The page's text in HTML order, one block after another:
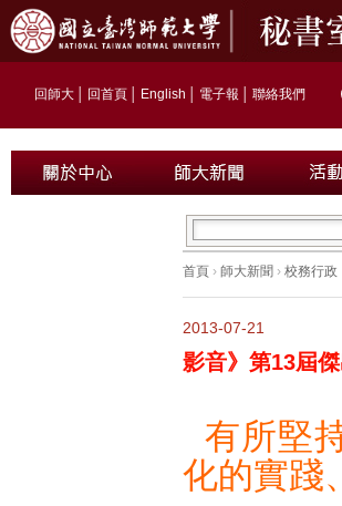
回師大 回首頁 English 電子報 聯絡我們
首頁 › 師大新聞 › 校務行政
2013-07-21
影音》第13屆
有所堅
化的實踐